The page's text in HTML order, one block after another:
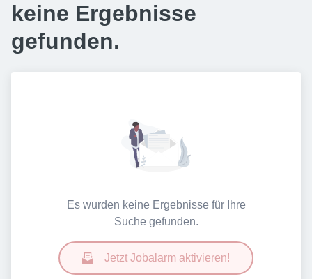
keine Ergebnisse
gefunden.
Es wurden keine Ergebnisse für Ihre
Suche gefunden.
Jetzt Jobalarm aktivieren!